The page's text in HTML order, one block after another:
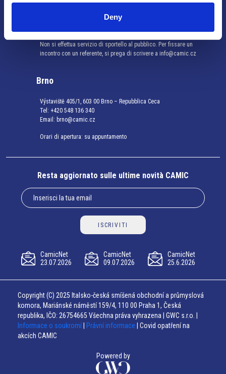
Deny
Non si effettua servizio di sportello al pubblico. Per fissare un
incontro con un referente, si prega di scrivere a info@camic.cz
Brno
Výstaviště 405/1, 603 00 Brno – Repubblica Ceca
Tel: +420 548 136 340
Email: brno@camic.cz
Orari di apertura: su appuntamento
Resta aggiornato sulle ultime novità CAMIC
ISCRIVITI
CamicNet
23.07.2026
CamicNet
09.07.2026
CamicNet
25.6.2026
Copyright (C) 2025 Italsko-česká smíšená obchodní a průmyslová
komora, Mariánské náměstí 159/4, 110 00 Praha 1, Česká
republika, IČO: 26754665 Všechna práva vyhrazena | GWC s.r.o. |
Informace o soukromí
Právní informace | Covid opatření na
akcích CAMIC
Powered by